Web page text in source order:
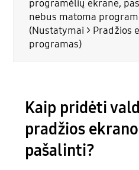
programėlių ekrane,
nebus matoma
(Nustatymai > Pradžios
programas)
Kaip pridėti
pradžios
pašalinti?